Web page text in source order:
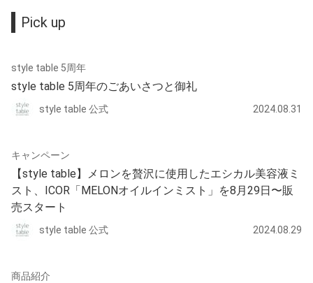
Pick up
style table 5周年
style table 5周年のごあいさつと御礼
style table 公式 2024.08.31
キャンペーン
【style table】メロンを贅沢に使用したエシカル美容液ミ
スト、ICOR「MELONオイルインミスト」を8月29日〜販
売スタート
style table 公式 2024.08.29
商品紹介